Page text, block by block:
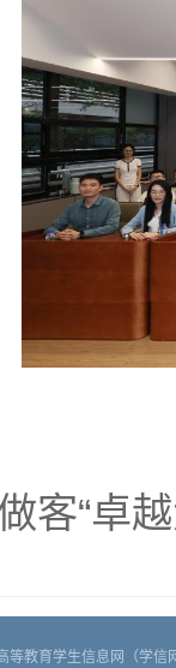
客“卓
等教育学生信息网（学信